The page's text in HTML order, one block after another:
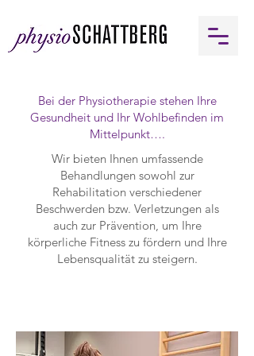
Bei der Physiotherapie stehen Ihre
Gesundheit und Ihr Wohlbefinden im
Mittelpunkt….
Wir bieten Ihnen umfassende
Behandlungen sowohl zur
Rehabilitation verschiedener
Beschwerden bzw. Verletzungen als
auch zur Prävention, um Ihre
körperliche Fitness zu fördern und Ihre
Lebensqualität zu steigern.